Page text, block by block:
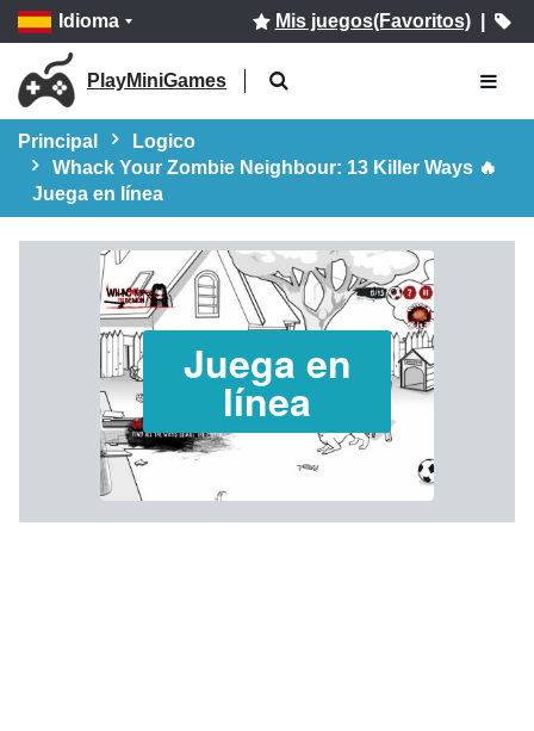
Idioma Mis juegos(Favoritos)|
PlayMiniGames
Principal
Logico
Whack Your Zombie Neighbour: 13 Killer Ways 🔥
Juega en línea
Juega en
línea